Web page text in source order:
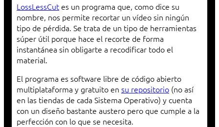
LossLessCut es un programa que, como dice su
nombre, nos permite recortar un vídeo sin ningún
tipo de pérdida. Se trata de un tipo de herramientas
súper útil porque hace el recorte de forma
instantánea sin obligarte a recodificar todo el
material.
El programa es software libre de código abierto
multiplataforma y gratuito en su repositorio (no así
en las tiendas de cada Sistema Operativo) y cuenta
con un diseño bastante austero pero que cumple a la
perfección con lo que se necesita.